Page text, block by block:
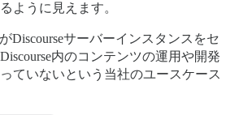
ように見えます。
Discourseサーバーインスタンスをセ
内のコンテンツの運用や開発
ていないという当社のユースケース